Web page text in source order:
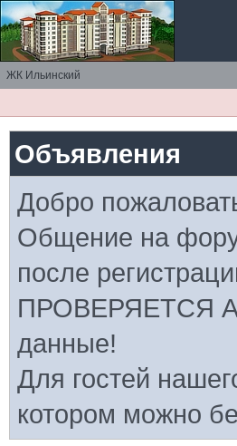
ЖК Ильинский
Объявления
Добро
Общение на
после
ПРОВЕРЯЕТСЯ
данные!
Для гостей
котором можно